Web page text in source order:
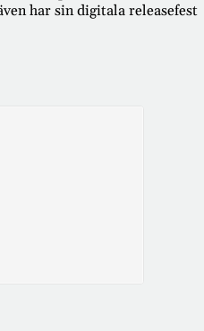
har sin digitala releasefest